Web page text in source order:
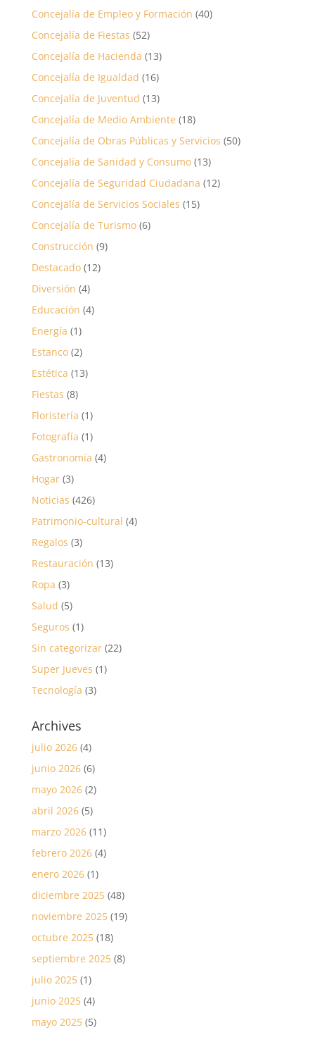
Concejalía de Empleo y Formación (40)
Concejalía de Fiestas (52)
Concejalía de Hacienda (13)
Concejalía de Igualdad (16)
Concejalía de Juventud (13)
Concejalía de Medio Ambiente (18)
Concejalía de Obras Públicas y Servicios (50)
Concejalía de Sanidad y Consumo(13)
Concejalía de Seguridad Ciudadana (12)
Concejalía de Servicios Sociales (15)
Concejalía de Turismo(6)
Construcción (9)
Destacado(12)
Diversión (4)
Educación (4)
Energía (1)
Estanco(2)
Estética (13)
Fiestas (8)
Floristería (1)
Fotografía (1)
Gastronomía (4)
Hogar(3)
Noticias (426)
Patrimonio-cultural (4)
Regalos (3)
Restauración (13)
Ropa (3)
Salud (5)
Seguros (1)
Sin categorizar(22)
Super Jueves (1)
Tecnología (3)
Archives
julio 2026(4)
junio 2026(6)
mayo 2026(2)
abril 2026(5)
marzo 2026(11)
febrero 2026(4)
enero 2026(1)
diciembre 2025(48)
noviembre 2025(19)
octubre 2025(18)
septiembre 2025(8)
julio 2025(1)
junio 2025(4)
mayo 2025(5)